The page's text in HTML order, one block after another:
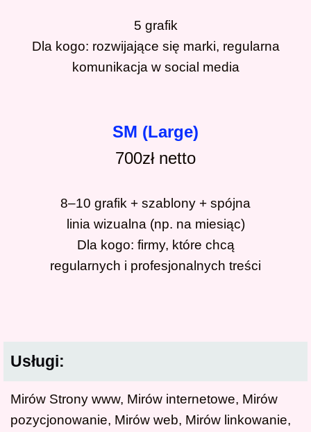
5 grafik
Dla kogo: rozwijające się marki, regularna
komunikacja w social media
SM (Large)
700zł netto
8–10 grafik + szablony + spójna
linia wizualna (np. na miesiąc)
Dla kogo: firmy, które chcą
regularnych i profesjonalnych treści
Usługi:
Mirów Strony www, Mirów internetowe, Mirów
pozycjonowanie, Mirów web, Mirów linkowanie,